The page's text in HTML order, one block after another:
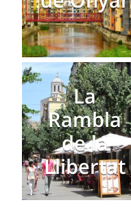
La
Rambla
de la
Llibertat